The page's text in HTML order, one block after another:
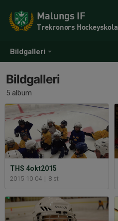
Bildgalleri
Malungs IF
Trekronors Hockeyskola
Bildgalleri
5 album
THS 4okt2015
2015-10-04 | 8 st